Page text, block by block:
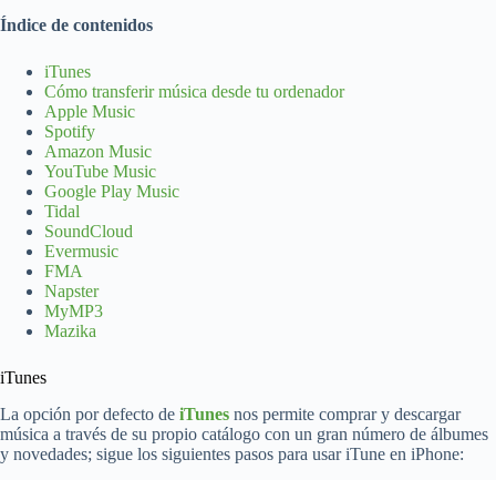
Índice de contenidos
iTunes
Cómo transferir música desde tu ordenador
Apple Music
Spotify
Amazon Music
YouTube Music
Google Play Music
Tidal
SoundCloud
Evermusic
FMA
Napster
MyMP3
Mazika
iTunes
La opción por defecto de iTunes nos permite comprar y descargar
música a través de su propio catálogo con un gran número de álbumes
y novedades; sigue los siguientes pasos para usar iTune en iPhone: